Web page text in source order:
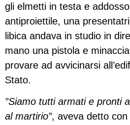
gli elmetti in testa e
antiproiettile, una
libica andava in studio in
mano una pistola e
provare ad avvicinarsi
Stato.
”Siamo tutti armati e pronti
al martirio”, aveva detto